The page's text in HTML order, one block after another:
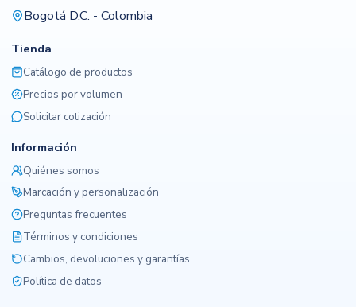
Bogotá D.C. - Colombia
Tienda
Catálogo de productos
Precios por volumen
Solicitar cotización
Información
Quiénes somos
Marcación y personalización
Preguntas frecuentes
Términos y condiciones
Cambios, devoluciones y garantías
Política de datos